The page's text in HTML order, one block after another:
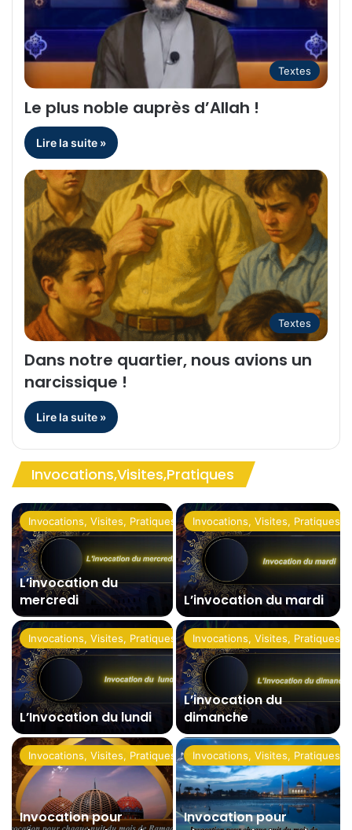
Textes
Le plus noble auprès d’Allah !
Lire la suite »
Textes
Dans notre quartier, nous avions un
narcissique !
Lire la suite »
Invocations,Visites,Pratiques
Invocations, Visites, Pratiques
L’invocation du
mercredi
Invocations, Visites, Pratiques
L’invocation du mardi
Invocations, Visites, Pratiques
L’Invocation du lundi
Invocations, Visites, Pratiques
L’invocation du
dimanche
Invocations, Visites, Pratiques
Invocation pour
Invocations, Visites, Pratiques
Invocation pour